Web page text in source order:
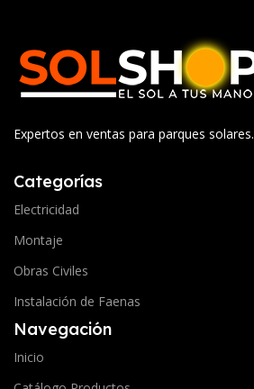
Expertos en ventas para parques solares.
Categorías
Electricidad
Montaje
Obras Civiles
Instalación de Faenas
Navegación
Inicio